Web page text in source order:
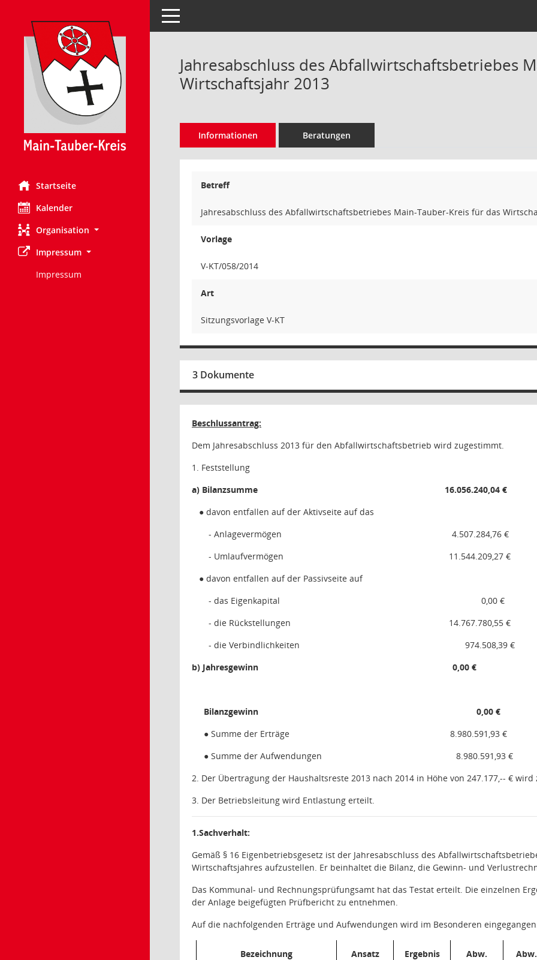
Startseite
Kalender
Organisation
Impressum
Impressum
Toggle navigation
Jahresabschluss des Abfallwirtschaftsbetriebes
Wirtschaftsjahr 2013
Informationen Beratungen
Betreff
Jahresabschluss des Abfallwirtschaftsbetriebes Main-Tauber-Kreis für das
Vorlage
V-KT/058/2014
Art
Sitzungsvorlage V-KT
3 Dokumente
Beschlussantrag:
Dem Jahresabschluss 2013 für den Abfallwirtschaftsbetrieb wird zugestimmt.
1. Feststellung
a) Bilanzsumme
16.056.240,04 €
● davon entfallen auf der Aktivseite auf das
- Anlagevermögen
4.507.284,76 €
- Umlaufvermögen
11.544.209,27 €
● davon entfallen auf der Passivseite auf
- das Eigenkapital
0,00 €
- die Rückstellungen
14.767.780,55 €
- die Verbindlichkeiten
974.508,39 €
b) Jahresgewinn
0,00 €
Bilanzgewinn
0,00 €
● Summe der Erträge
8.980.591,93 €
● Summe der Aufwendungen
8.980.591,93 €
2. Der Übertragung der Haushaltsreste 2013 nach 2014 in Höhe von 247.177,-- € wird
3. Der Betriebsleitung wird Entlastung erteilt.
1.Sachverhalt:
Gemäß § 16 Eigenbetriebsgesetz ist der Jahresabschluss des
Wirtschaftsjahres aufzustellen. Er beinhaltet die Bilanz, die Gewinn- und
Das Kommunal- und Rechnungsprüfungsamt hat das Testat erteilt. Die einzelnen
der Anlage beigefügten Prüfbericht zu entnehmen.
Auf die nachfolgenden Erträge und Aufwendungen wird im Besonderen
Bezeichnung
Ansatz
Ergebnis
Abw.
Abw.